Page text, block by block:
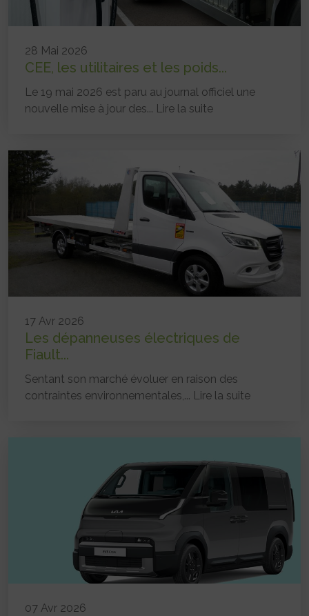
28 Mai 2026
CEE, les utilitaires et les poids...
Le 19 mai 2026 est paru au journal officiel une
nouvelle mise à jour des... Lire la suite
17 Avr 2026
Les dépanneuses électriques de
Fiault...
Sentant son marché évoluer en raison des
contraintes environnementales,... Lire la suite
07 Avr 2026